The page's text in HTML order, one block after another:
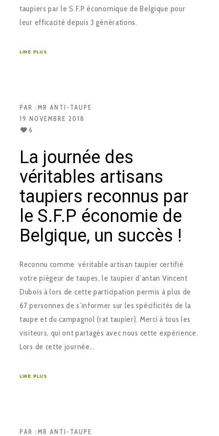
taupiers par le S.F.P économique de Belgique pour
leur efficacité depuis 3 générations.
LIRE PLUS
PAR :MR ANTI-TAUPE
19 NOVEMBRE 2018
6
La journée des
véritables artisans
taupiers reconnus par
le S.F.P économie de
Belgique, un succès !
Reconnu comme véritable artisan taupier certifié
votre piégeur de taupes, le taupier d’antan Vincent
Dubois à lors de cette participation permis à plus de
67 personnes de s’informer sur les spécificités de la
taupe et du campagnol (rat taupier). Merci à tous les
visiteurs, qui ont partagés avec nous cette expérience.
Lors de cette journée…
LIRE PLUS
PAR :MR ANTI-TAUPE